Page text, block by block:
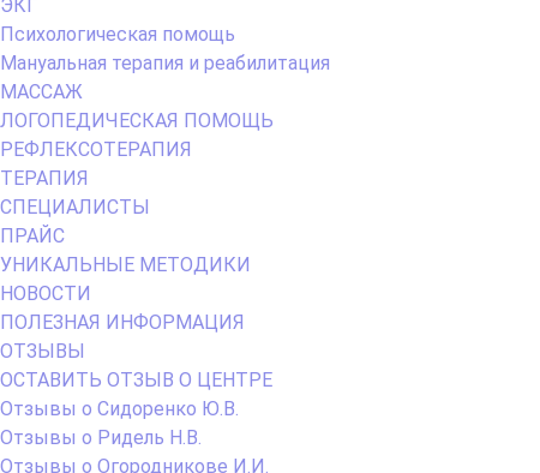
ЭКГ
Психологическая помощь
Мануальная терапия и реабилитация
МАССАЖ
ЛОГОПЕДИЧЕСКАЯ ПОМОЩЬ
РЕФЛЕКСОТЕРАПИЯ
ТЕРАПИЯ
СПЕЦИАЛИСТЫ
ПРАЙС
УНИКАЛЬНЫЕ МЕТОДИКИ
НОВОСТИ
ПОЛЕЗНАЯ ИНФОРМАЦИЯ
ОТЗЫВЫ
ОСТАВИТЬ ОТЗЫВ О ЦЕНТРЕ
Отзывы о Сидоренко Ю.В.
Отзывы о Ридель Н.В.
Отзывы о Огородникове И.И.